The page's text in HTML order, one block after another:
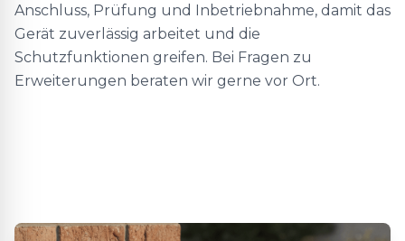
Anschluss, Prüfung und Inbetriebnahme, damit das
Gerät zuverlässig arbeitet und die
Schutzfunktionen greifen. Bei Fragen zu
Erweiterungen beraten wir gerne vor Ort.